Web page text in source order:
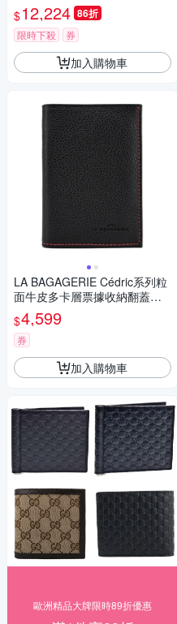
$12,224 86折
限時下殺 券
加入購物車
LA BAGAGERIE Cédric系列粒
面牛皮多卡層票據收納翻蓋直
式短夾(黑)
$4,599
券
加入購物車
歐洲精品大牌限時89折優惠